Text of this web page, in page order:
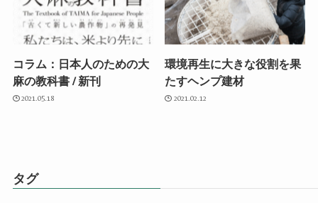
コラム：日本人のための大
麻の教科書 / 新刊
2021.05.18
環境再生に大きな役割を果
たすヘンプ建材
2021.02.12
タグ